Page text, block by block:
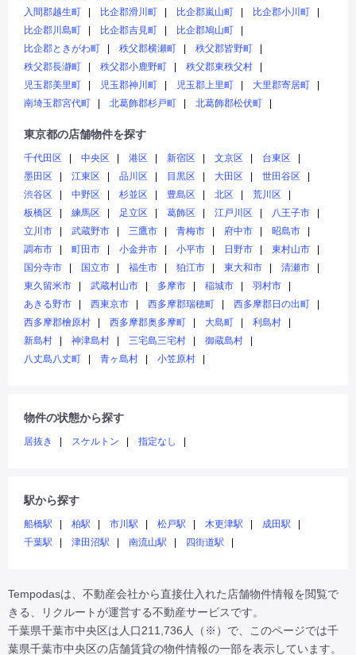
入間郡越生町
比企郡滑川町 比企郡嵐山町
比企郡小川町
比企郡川島町
比企郡吉見町
比企郡鳩山町
比企郡ときがわ町
秩父郡横瀬町
秩父郡皆野町
秩父郡長瀞町
秩父郡小鹿野町
秩父郡東秩父村
児玉郡美里町
児玉郡神川町 児玉郡上里町
大里郡寄居町
南埼玉郡宮代町
北葛飾郡杉戸町 北葛飾郡松伏町
東京都の店舗物件を探す
千代田区 中央区 港区 新宿区 文京区
台東区
墨田区
江東区 品川区 目黒区 大田区
世田谷区
渋谷区
中野区 杉並区 豊島区 北区
荒川区
板橋区
練馬区 足立区 葛飾区 江戸川区
八王子市
立川市
武蔵野市 三鷹市 青梅市 府中市
昭島市
調布市
町田市 小金井市 小平市 日野市
東村山市
国分寺市
国立市 福生市 狛江市 東大和市
清瀬市
東久留米市
武蔵村山市 多摩市 稲城市
羽村市
あきる野市
西東京市 西多摩郡瑞穂町
西多摩郡日の出町
西多摩郡檜原村
西多摩郡奥多摩町 大島町
利島村
新島村
神津島村 三宅島三宅村
御蔵島村
八丈島八丈町
青ヶ島村 小笠原村
物件の状態から探す
居抜き スケルトン 指定なし
駅から探す
船橋駅 柏駅 市川駅 松戸駅 木更津駅
成田駅
千葉駅
津田沼駅 南流山駅 四街道駅
Tempodasは、不動産会社から直接仕入れた店舗物件情報を閲覧で
きる、リクルートが運営する不動産サービスです。
千葉県千葉市中央区は人口211,736人（※）で、このページでは千
葉県千葉市中央区の店舗賃貸の物件情報の一部を表示しています。